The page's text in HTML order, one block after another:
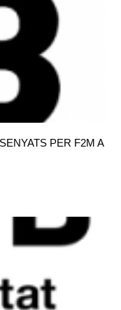
PER F2M A